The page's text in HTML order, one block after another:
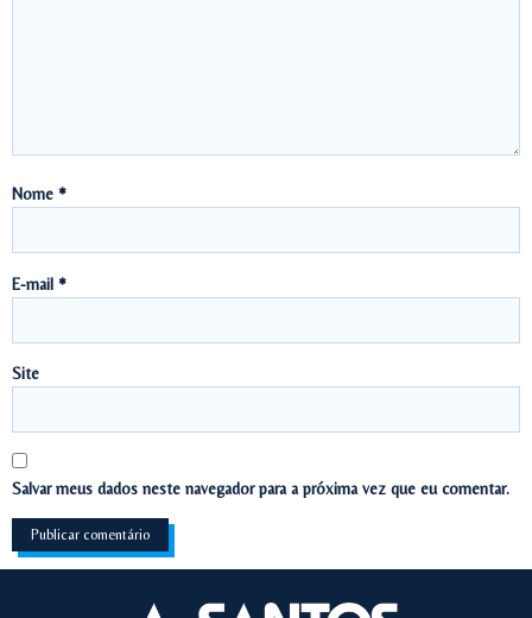
Nome *
E-mail *
Site
Salvar meus dados neste navegador para a próxima vez que eu comentar.